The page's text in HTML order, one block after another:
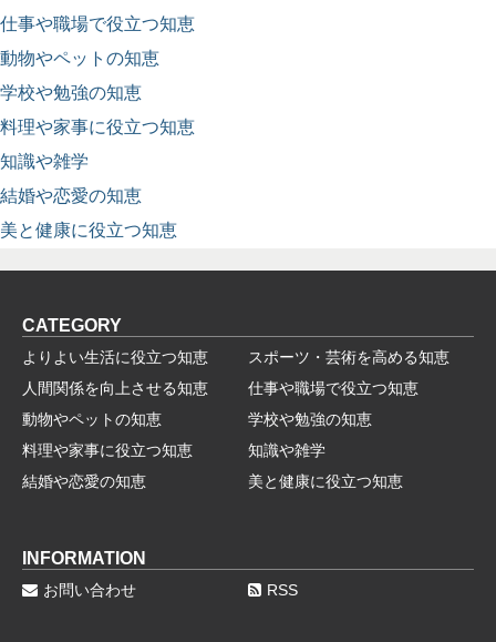
仕事や職場で役立つ知恵
動物やペットの知恵
学校や勉強の知恵
料理や家事に役立つ知恵
知識や雑学
結婚や恋愛の知恵
美と健康に役立つ知恵
CATEGORY
よりよい生活に役立つ知恵
スポーツ・芸術を高める知恵
人間関係を向上させる知恵
仕事や職場で役立つ知恵
動物やペットの知恵
学校や勉強の知恵
料理や家事に役立つ知恵
知識や雑学
結婚や恋愛の知恵
美と健康に役立つ知恵
INFORMATION
お問い合わせ RSS